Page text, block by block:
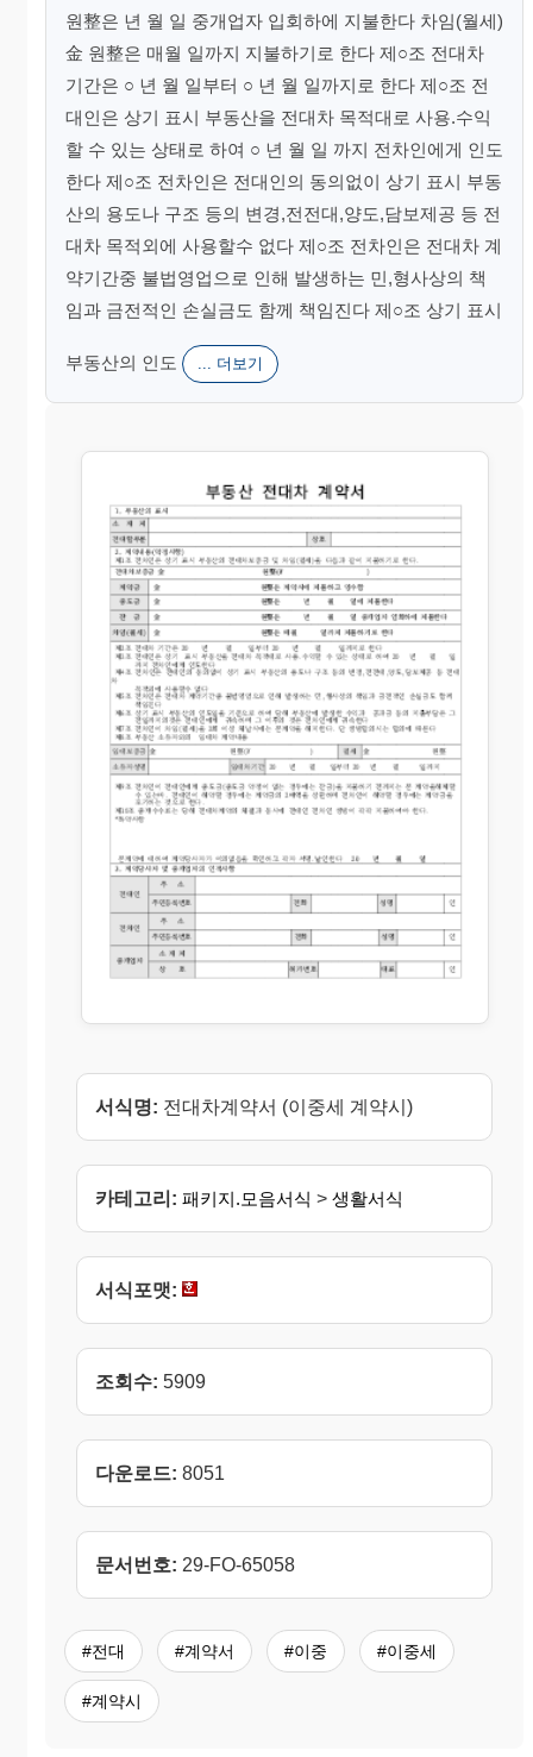
원整은 년 월 일 중개업자 입회하에 지불한다 차임(월세)
金 원整은 매월 일까지 지불하기로 한다 제○조 전대차
기간은 ○ 년 월 일부터 ○ 년 월 일까지로 한다 제○조 전
대인은 상기 표시 부동산을 전대차 목적대로 사용.수익
할 수 있는 상태로 하여 ○ 년 월 일 까지 전차인에게 인도
한다 제○조 전차인은 전대인의 동의없이 상기 표시 부동
산의 용도나 구조 등의 변경,전전대,양도,담보제공 등 전
대차 목적외에 사용할수 없다 제○조 전차인은 전대차 계
약기간중 불법영업으로 인해 발생하는 민,형사상의 책
임과 금전적인 손실금도 함께 책임진다 제○조 상기 표시
부동산의 인도 ... 더보기
서식명: 전대차계약서 (이중세 계약시)
카테고리: 패키지.모음서식 > 생활서식
서식포맷:
조회수: 5909
다운로드: 8051
문서번호: 29-FO-65058
#전대 #계약서 #이중 #이중세
#계약시